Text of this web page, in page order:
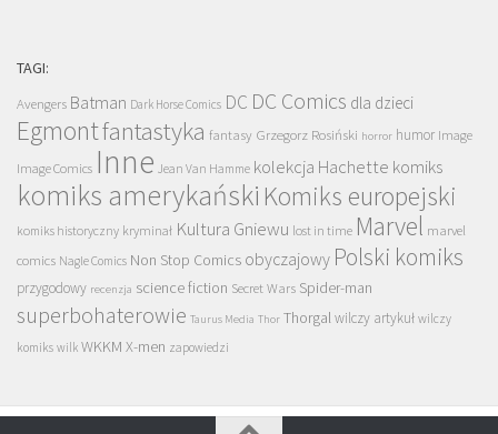
TAGI:
Avengers Batman Dark Horse Comics DC DC Comics dla dzieci
Egmontfantastyka fantasy Grzegorz Rosiński horror humor Image
Image Comics Inne Jean Van Hamme kolekcja Hachette komiks
komiks amerykański Komiks europejski
komiks historyczny kryminał Kultura Gniewu lost in time Marvel marvel
comics Nagle Comics Non Stop Comics obyczajowy Polski komiks
przygodowy recenzja science fiction Secret Wars Spider-man
superbohaterowie Taurus Media Thor Thorgalwilczy artykuł wilczy
komiks wilk WKKM X-men zapowiedzi